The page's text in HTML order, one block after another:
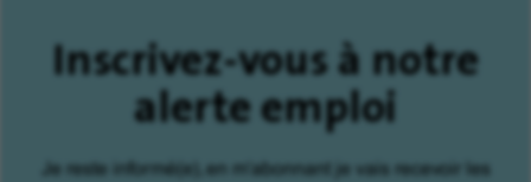
Inscrivez-vous à notre
alerte emploi
Je reste informé(e), en m'abonnant je vais recevoir les